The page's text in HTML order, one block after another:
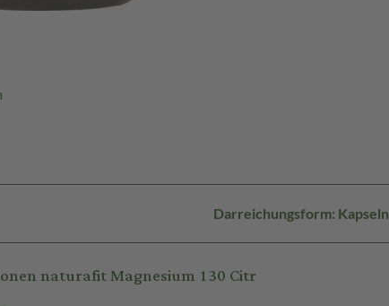
Darreichungsform: Kapseln
naturafit Magnesium 130 Citr